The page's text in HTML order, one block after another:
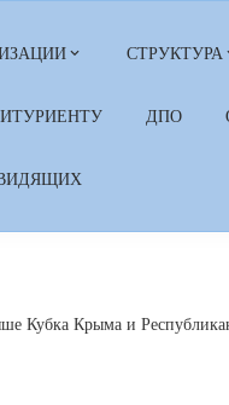
СТРУКТУРА
ДПО
Крыма и